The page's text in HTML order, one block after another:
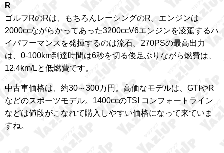
R
ゴルフRのRは、もちろんレーシングのR。エンジンは
2000ccながらかってあった3200ccV6エンジンを凌駕するハ
イパフーマンスを発揮するのは流石。270PSの最高出力
は、0-100km到達時間は6秒を切る俊足ぶりながら燃費は、
12.4km/Lと低燃費です。
中古車価格は、約30～300万円。高価なモデルは、GTIやR
などのスポーツモデル。1400ccのTSI コンフォートライン
などは値段がこなれて購入しやすい価格になって来ていま
すね。